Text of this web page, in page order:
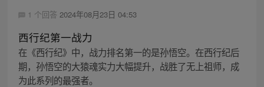
1 个回答 2024年08月23日 04:53
西行纪第一战力
在《西行纪》中，战力排名第一的是孙悟空。在西行纪后
期，孙悟空的大猿魂实力大幅提升，战胜了无上祖师，成
为此系列的最强者。